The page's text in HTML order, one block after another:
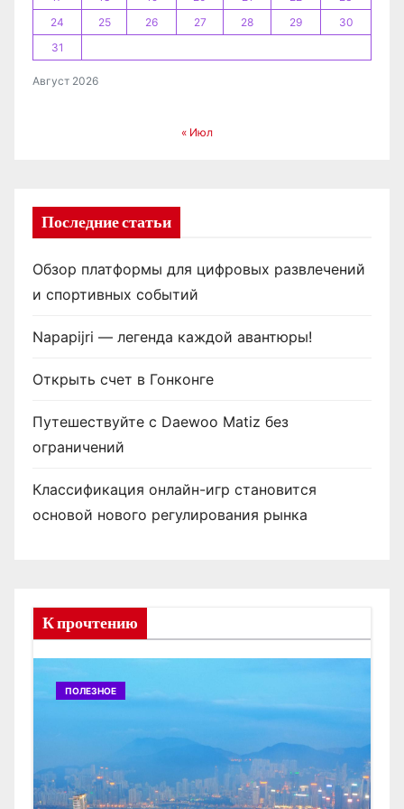
Август 2026
24
25 26 27 28 29
30
31
« Июл
Последние статьи
Обзор платформы для цифровых развлечений
и спортивных событий
Napapijri — легенда каждой авантюры!
Открыть счет в Гонконге
Путешествуйте с Daewoo Matiz без
ограничений
Классификация онлайн-игр становится
основой нового регулирования рынка
К прочтению
ПОЛЕЗНОЕ